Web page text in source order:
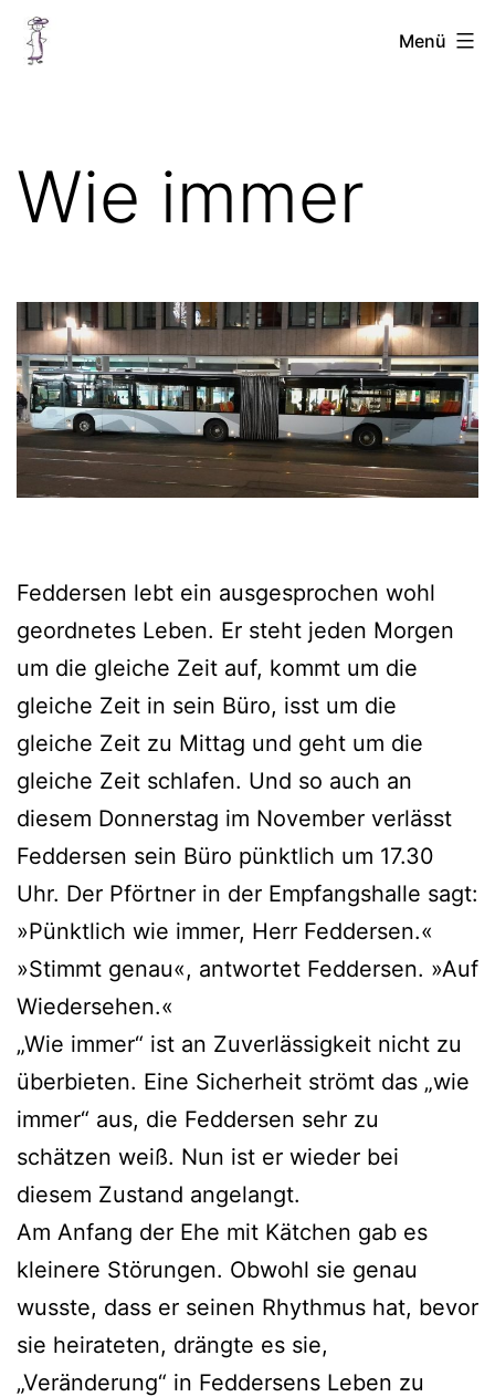
Zum
InhaltChellinchen
Menü
Wie immer
Feddersen lebt ein ausgesprochen wohl
geordnetes Leben. Er steht jeden Morgen
um die gleiche Zeit auf, kommt um die
gleiche Zeit in sein Büro, isst um die
gleiche Zeit zu Mittag und geht um die
gleiche Zeit schlafen. Und so auch an
diesem Donnerstag im November verlässt
Feddersen sein Büro pünktlich um 17.30
Uhr. Der Pförtner in der Empfangshalle sagt:
»Pünktlich wie immer, Herr Feddersen.«
»Stimmt genau«, antwortet Feddersen. »Auf
Wiedersehen.«
„Wie immer“ ist an Zuverlässigkeit nicht zu
überbieten. Eine Sicherheit strömt das „wie
immer“ aus, die Feddersen sehr zu
schätzen weiß. Nun ist er wieder bei
diesem Zustand angelangt.
Am Anfang der Ehe mit Kätchen gab es
kleinere Störungen. Obwohl sie genau
wusste, dass er seinen Rhythmus hat, bevor
sie heirateten, drängte es sie,
„Veränderung“ in Feddersens Leben zu